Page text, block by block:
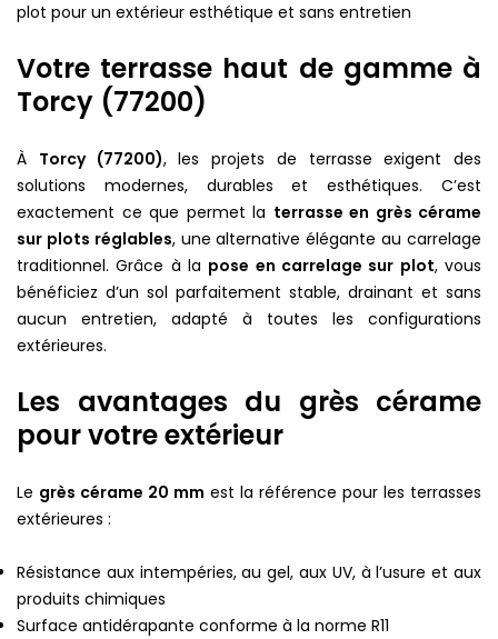
plot pour un extérieur esthétique et sans entretien
Votre terrasse haut de gamme à
Torcy (77200)
À Torcy (77200), les projets de terrasse exigent des
solutions modernes, durables et esthétiques. C’est
exactement ce que permet la terrasse en grès cérame
sur plots réglables, une alternative élégante au carrelage
traditionnel. Grâce à la pose en carrelage sur plot, vous
bénéficiez d’un sol parfaitement stable, drainant et sans
aucun entretien, adapté à toutes les configurations
extérieures.
Les avantages du grès cérame
pour votre extérieur
Le grès cérame 20 mm est la référence pour les terrasses
extérieures :
Résistance aux intempéries, au gel, aux UV, à l’usure et aux
produits chimiques
Surface antidérapante conforme à la norme R11